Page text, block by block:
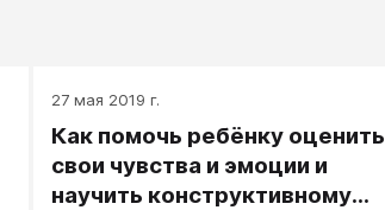
27 мая 2019 г.
Как помочь ребёнку оценить
свои чувства и эмоции и
научить конструктивному